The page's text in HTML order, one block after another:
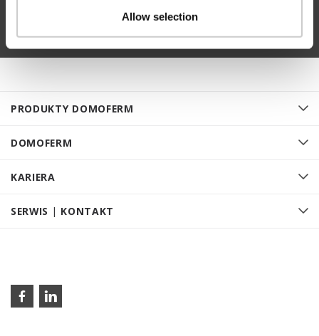
Allow selection
PRODUKTY DOMOFERM
DOMOFERM
KARIERA
SERWIS | KONTAKT